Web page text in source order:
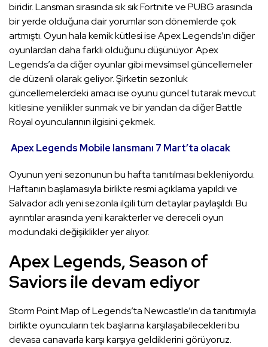
biridir. Lansman sırasında sık sık Fortnite ve PUBG arasında
bir yerde olduğuna dair yorumlar son dönemlerde çok
artmıştı. Oyun hala kemik kütlesi ise Apex Legends’ın diğer
oyunlardan daha farklı olduğunu düşünüyor. Apex
Legends’a da diğer oyunlar gibi mevsimsel güncellemeler
de düzenli olarak geliyor. Şirketin sezonluk
güncellemelerdeki amacı ise oyunu güncel tutarak mevcut
kitlesine yenilikler sunmak ve bir yandan da diğer Battle
Royal oyuncularının ilgisini çekmek.
Apex Legends Mobile lansmanı 7 Mart’ta olacak
Oyunun yeni sezonunun bu hafta tanıtılması bekleniyordu.
Haftanın başlamasıyla birlikte resmi açıklama yapıldı ve
Salvador adlı yeni sezonla ilgili tüm detaylar paylaşıldı. Bu
ayrıntılar arasında yeni karakterler ve dereceli oyun
modundaki değişiklikler yer alıyor.
Apex Legends, Season of
Saviors ile devam ediyor
Storm Point Map of Legends’ta Newcastle’ın da tanıtımıyla
birlikte oyuncuların tek başlarına karşılaşabilecekleri bu
devasa canavarla karşı karşıya geldiklerini görüyoruz.